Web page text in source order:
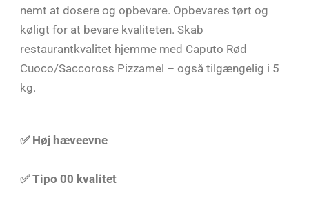
nemt at dosere og opbevare. Opbevares tørt og
køligt for at bevare kvaliteten. Skab
restaurantkvalitet hjemme med Caputo Rød
Cuoco/Saccoross Pizzamel – også tilgængelig i 5
kg.
✅ Høj hæveevne
✅ Tipo 00 kvalitet